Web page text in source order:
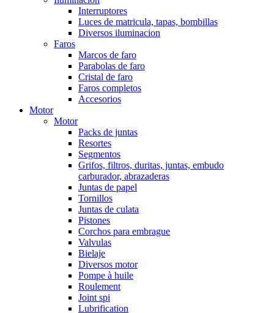
Interruptores
Luces de matricula, tapas, bombillas
Diversos iluminacion
Faros
Marcos de faro
Parabolas de faro
Cristal de faro
Faros completos
Accesorios
Motor
Motor
Packs de juntas
Resortes
Segmentos
Grifos, filtros, duritas, juntas, embudo
carburador, abrazaderas
Juntas de papel
Tornillos
Juntas de culata
Pistones
Corchos para embrague
Valvulas
Bielaje
Diversos motor
Pompe à huile
Roulement
Joint spi
Lubrification